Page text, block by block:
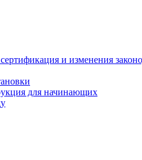
и изменения
для начинающих